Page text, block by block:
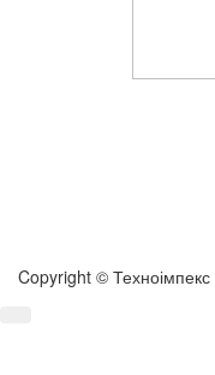
Copyright ©